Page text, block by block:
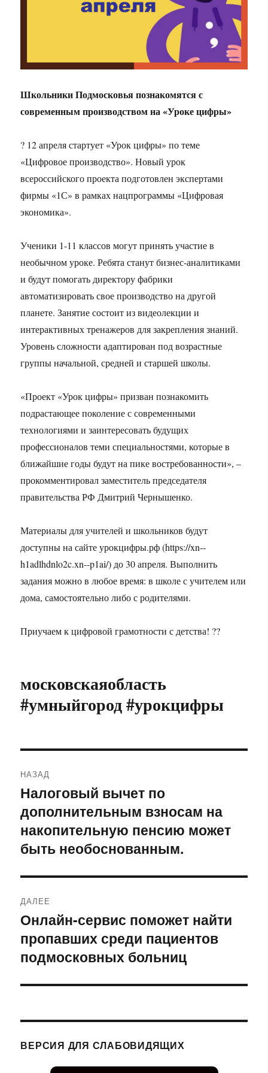
Школьники Подмосковья познакомятся с
современным производством на «Уроке цифры»
? 12 апреля стартует «Урок цифры» по теме
«Цифровое производство». Новый урок
всероссийского проекта подготовлен экспертами
фирмы «1С» в рамках нацпрограммы «Цифровая
экономика».
Ученики 1-11 классов могут принять участие в
необычном уроке. Ребята станут бизнес-аналитиками
и будут помогать директору фабрики
автоматизировать свое производство на другой
планете. Занятие состоит из видеолекции и
интерактивных тренажеров для закрепления знаний.
Уровень сложности адаптирован под возрастные
группы начальной, средней и старшей школы.
«Проект «Урок цифры» призван познакомить
подрастающее поколение с современными
технологиями и заинтересовать будущих
профессионалов теми специальностями, которые в
ближайшие годы будут на пике востребованности», –
прокомментировал заместитель председателя
правительства РФ Дмитрий Чернышенко.
Материалы для учителей и школьников будут
доступны на сайте урокцифры.рф (https://xn--
h1adlhdnlo2c.xn--p1ai/) до 30 апреля. Выполнить
задания можно в любое время: в школе с учителем или
дома, самостоятельно либо с родителями.
Приучаем к цифровой грамотности с детства! ?‍?
московскаяобласть
#умныйгород #урокцифры
по
записям
НАЗАД
Предыдущая
запись:
Налоговый вычет по
дополнительным взносам на
накопительную пенсию может
быть необоснованным.
ДАЛЕЕ
Следующая
запись:
Онлайн-сервис поможет найти
пропавших среди пациентов
подмосковных больниц
ВЕРСИЯ ДЛЯ СЛАБОВИДЯЩИХ